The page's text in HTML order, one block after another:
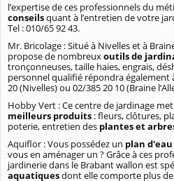
l’expertise de ces professionnels du
conseilsquant à l’entretien de votre
Tel : 010/65 92 43.
Mr. Bricolage : Situé à Nivelles et à
propose de nombreuxoutils de
tronçonneuses, taille haies, engrais,
personnel qualifié répondra également
20 (Nivelles) ou 02/385 20 10 (Braine
Hobby Vert : Ce centre de jardinage
meilleurs produits : fleurs, clôtures,
poterie, entretien des plantes et
Aquiflor : Vous possédez un plan d'eau
vous en aménager un ? Grâce à ces
jardinerie dans le Brabant wallon est
aquatiquesdont elle comporte plus de